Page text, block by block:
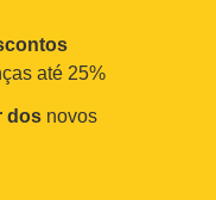
até 25%
dos novos